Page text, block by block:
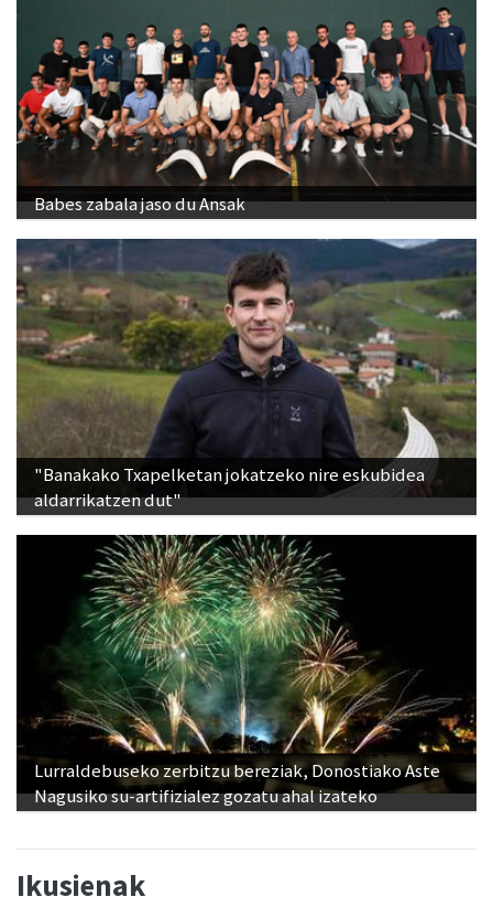
Babes zabala jaso du Ansak
"Banakako Txapelketan jokatzeko nire eskubidea
aldarrikatzen dut"
Lurraldebuseko zerbitzu bereziak, Donostiako Aste
Nagusiko su-artifizialez gozatu ahal izateko